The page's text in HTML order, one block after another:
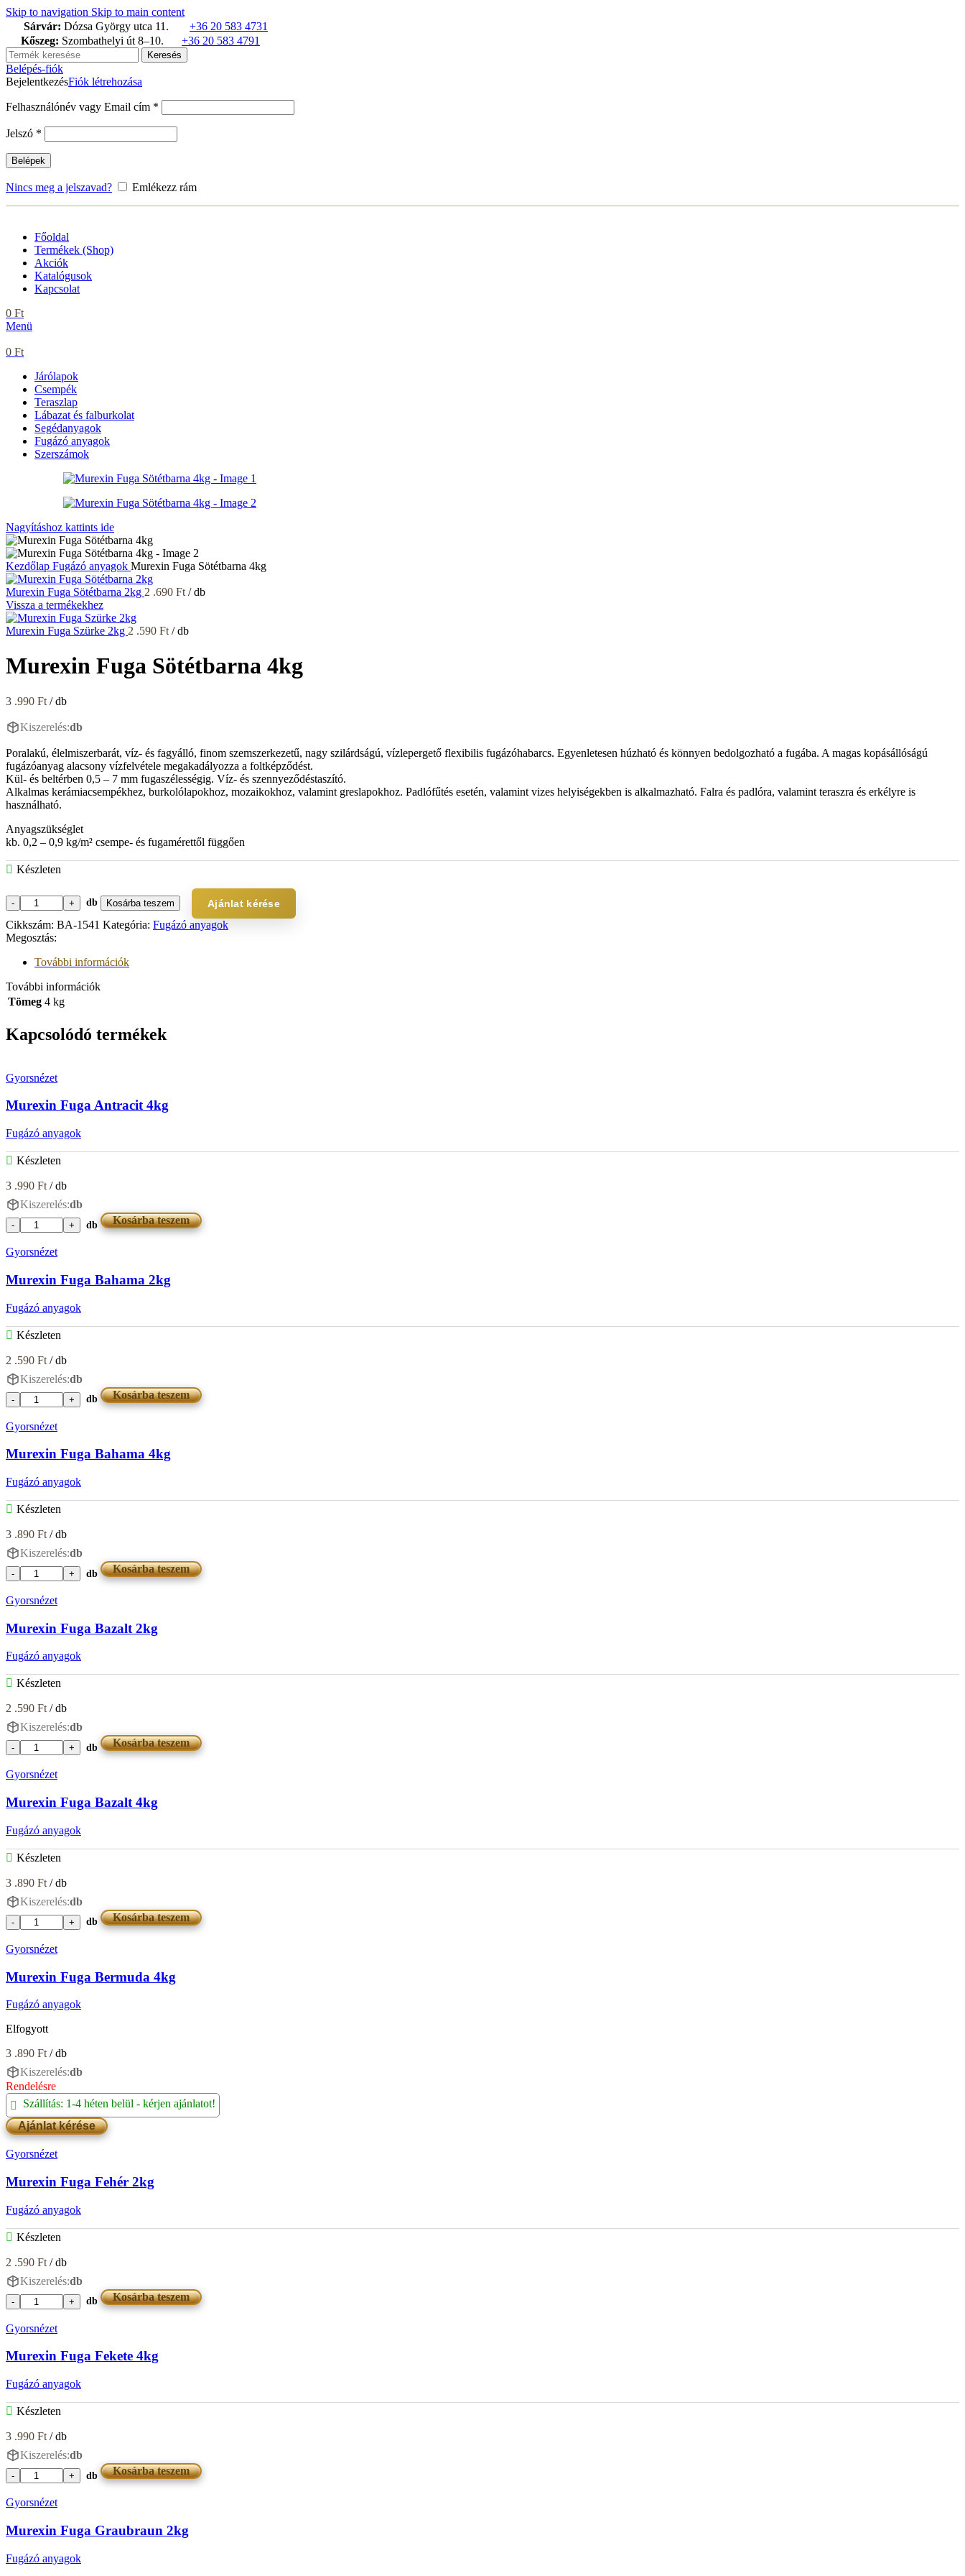
Skip to navigation Skip to main content
Sárvár: Dózsa György utca 11.
+36 20 583 4731
Kőszeg: Szombathelyi út 8–10. +36 20 583 4791
Keresés
Belépés-fiók
BejelentkezésFiók létrehozása
Felhasználónév vagy Email cím *
Jelszó *
Belépek
Nincs meg a jelszavad? Emlékezz rám
Főoldal
Termékek (Shop)
Akciók
Katalógusok
Kapcsolat
0 Ft
Menü
0 Ft
Járólapok
Csempék
Teraszlap
Lábazat és falburkolat
Segédanyagok
Fugázó anyagok
Szerszámok
Nagyításhoz kattints ide
Kezdőlap Fugázó anyagok Murexin Fuga Sötétbarna 4kg
Murexin Fuga Sötétbarna 2kg 2 .690 Ft / db
Vissza a termékekhez
Murexin Fuga Szürke 2kg 2 .590 Ft / db
Murexin Fuga Sötétbarna 4kg
3 .990 Ft / db
Kiszerelés:db
Poralakú, élelmiszerbarát, víz- és fagyálló, finom szemszerkezetű, nagy szilárdságú, vízlepergető flexibilis fugázóhabarcs. Egyenletesen húzható és könnyen bedolgozható a fugába. A magas kopásállóságú
fugázóanyag alacsony vízfelvétele megakadályozza a foltképződést.
Kül- és beltérben 0,5 – 7 mm fugaszélességig. Víz- és szennyeződéstaszító.
Alkalmas kerámiacsempékhez, burkolólapokhoz, mozaikokhoz, valamint greslapokhoz. Padlófűtés esetén, valamint vizes helyiségekben is alkalmazható. Falra és padlóra, valamint teraszra és erkélyre is
használható.
Anyagszükséglet
kb. 0,2 – 0,9 kg/m² csempe- és fugamérettől függően
Készleten
Murexin
Fuga
Sötétbarna
4kg
mennyiség
db Kosárba teszem Ajánlat kérése
Cikkszám: BA-1541 Kategória: Fugázó anyagok
Megosztás:
További információk
További információk
Tömeg 4 kg
Kapcsolódó termékek
Gyorsnézet
Murexin Fuga Antracit 4kg
Fugázó anyagok
Készleten
3 .990 Ft / db
Kiszerelés:db
Murexin
Antracit
mennyiség
db Kosárba teszem
Gyorsnézet
Murexin Fuga Bahama 2kg
Fugázó anyagok
Készleten
2 .590 Ft / db
Kiszerelés:db
Murexin
Bahama
mennyiség
db Kosárba teszem
Gyorsnézet
Murexin Fuga Bahama 4kg
Fugázó anyagok
Készleten
3 .890 Ft / db
Kiszerelés:db
Murexin
Bahama
mennyiség
db Kosárba teszem
Gyorsnézet
Murexin Fuga Bazalt 2kg
Fugázó anyagok
Készleten
2 .590 Ft/ db
Kiszerelés:db
Murexin
Bazalt
mennyiség
db Kosárba teszem
Gyorsnézet
Murexin Fuga Bazalt 4kg
Fugázó anyagok
Készleten
3 .890 Ft / db
Kiszerelés:db
Murexin
Bazalt
mennyiség
db Kosárba teszem
Gyorsnézet
Murexin Fuga Bermuda 4kg
Fugázó anyagok
Elfogyott
3 .890 Ft / db
Kiszerelés:db
Rendelésre
Szállítás: 1-4 héten belül - kérjen ajánlatot!
Ajánlat kérése
Gyorsnézet
Murexin Fuga Fehér 2kg
Fugázó anyagok
Készleten
2 .590 Ft / db
Kiszerelés:db
Murexin
Fehér
mennyiség
db Kosárba teszem
Gyorsnézet
Murexin Fuga Fekete 4kg
Fugázó anyagok
Készleten
3 .990 Ft / db
Kiszerelés:db
Murexin
Fekete
mennyiség
db Kosárba teszem
Gyorsnézet
Murexin Fuga Graubraun 2kg
Fugázó anyagok